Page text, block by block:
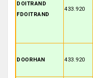
DOITRAND
FDOITRAND
433.920
DOORHAN 433.920